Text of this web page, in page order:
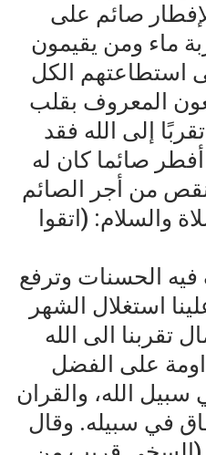
صائم على
ماء ومن يقيمون
استطاعتهم الكل
المعروف بقلب
إلى الله فقد
صائما كان له
من أجر الصائم
والسلام: (اتقوا
الحسنات وترفع
استغلال الشهر
تقربنا الى الله
على الفضل
سبيل الله، والقران
في سبيله. وقال